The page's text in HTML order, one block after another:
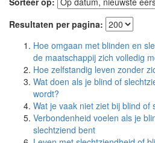
Resultaten per pagina:
Hoe omgaan met blinden en
de maatschappij zich volledig
Hoe zelfstandig leven zonder
Wat doen als je blind of
wordt?
Wat je vaak niet ziet bij blind of
Verbondenheid voelen als je
slechtziend bent